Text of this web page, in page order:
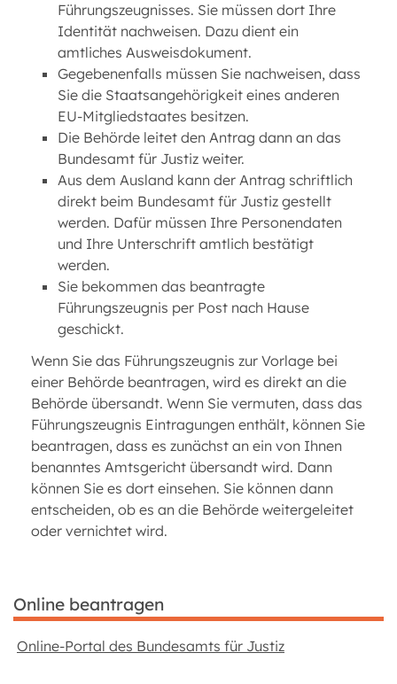
Führungszeugnisses. Sie müssen dort Ihre
Identität nachweisen. Dazu dient ein
amtliches Ausweisdokument.
Gegebenenfalls müssen Sie nachweisen, dass
Sie die Staatsangehörigkeit eines anderen
EU-Mitgliedstaates besitzen.
Die Behörde leitet den Antrag dann an das
Bundesamt für Justiz weiter.
Aus dem Ausland kann der Antrag schriftlich
direkt beim Bundesamt für Justiz gestellt
werden. Dafür müssen Ihre Personendaten
und Ihre Unterschrift amtlich bestätigt
werden.
Sie bekommen das beantragte
Führungszeugnis per Post nach Hause
geschickt.
Wenn Sie das Führungszeugnis zur Vorlage bei
einer Behörde beantragen, wird es direkt an die
Behörde übersandt. Wenn Sie vermuten, dass das
Führungszeugnis Eintragungen enthält, können Sie
beantragen, dass es zunächst an ein von Ihnen
benanntes Amtsgericht übersandt wird. Dann
können Sie es dort einsehen. Sie können dann
entscheiden, ob es an die Behörde weitergeleitet
oder vernichtet wird.
Online beantragen
Online-Portal des Bundesamts für Justiz